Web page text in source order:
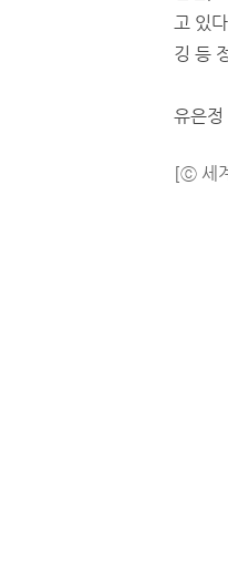
고 있
깅 등
유은
[ⓒ 세